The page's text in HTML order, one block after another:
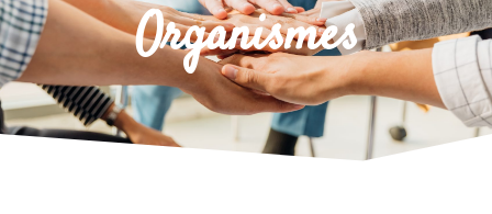
Organismes